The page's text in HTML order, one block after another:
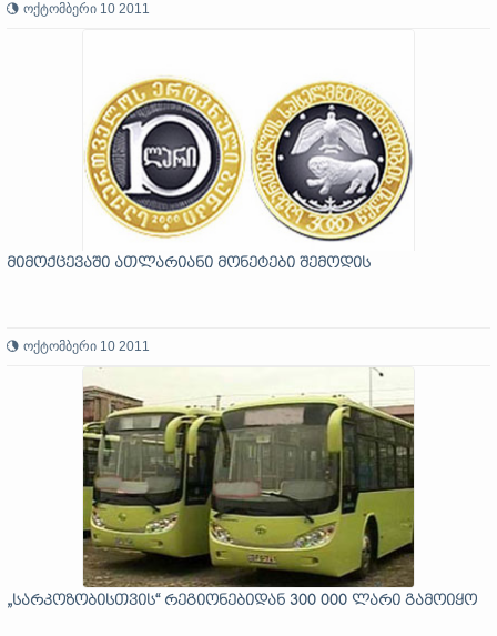
ოქტომბერი 10 2011
მიმოქცევაში ათლარიანი მონეტები შემოდის
ოქტომბერი 10 2011
„სარკოზობისთვის“ რეგიონებიდან 300 000 ლარი გამოიყო